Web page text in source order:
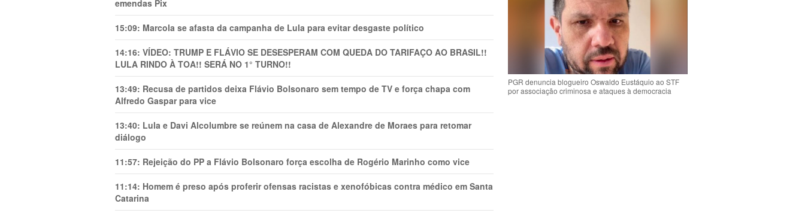
emendas Pix
15:09: Marcola se afasta da campanha de Lula para evitar desgaste político
14:16: VÍDEO: TRUMP E FLÁVIO SE DESESPERAM COM QUEDA DO TARIFAÇO AO BRASIL!!
LULA RINDO À TOA!! SERÁ NO 1° TURNO!!
13:49: Recusa de partidos deixa Flávio Bolsonaro sem tempo de TV e força chapa com
Alfredo Gaspar para vice
13:40: Lula e Davi Alcolumbre se reúnem na casa de Alexandre de Moraes para retomar
diálogo
11:57: Rejeição do PP a Flávio Bolsonaro força escolha de Rogério Marinho como vice
11:14: Homem é preso após proferir ofensas racistas e xenofóbicas contra médico em Santa
Catarina
PGR denuncia blogueiro Oswaldo Eustáquio ao STF
por associação criminosa e ataques à democracia